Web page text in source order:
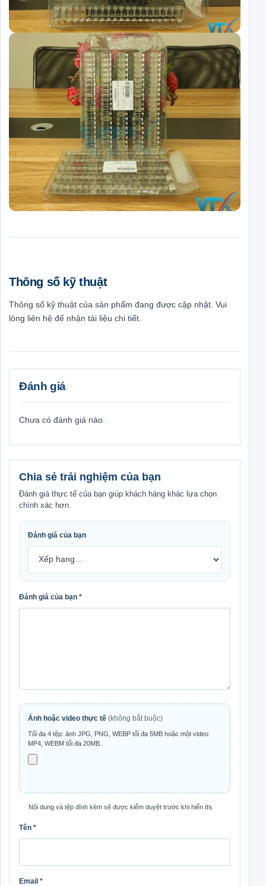
Thông số kỹ thuật
Thông số kỹ thuật của sản phẩm đang được cập nhật. Vui
lòng liên hệ để nhận tài liệu chi tiết.
Đánh giá
Chưa có đánh giá nào.
Chia sẻ trải nghiệm của bạn
Đánh giá thực tế của bạn giúp khách hàng khác lựa chọn
chính xác hơn.
Đánh giá của bạn
Đánh giá của bạn *
Ảnh hoặc video thực tế (không bắt buộc)
Tối đa 4 tệp: ảnh JPG, PNG, WEBP tối đa 5MB hoặc một video
MP4, WEBM tối đa 20MB.
Nội dung và tệp đính kèm sẽ được kiểm duyệt trước khi hiển thị.
Tên *
Email *